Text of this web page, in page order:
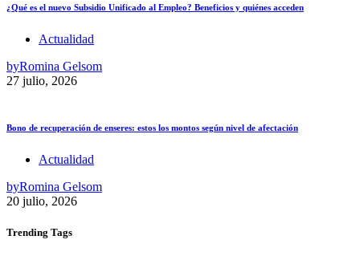
¿Qué es el nuevo Subsidio Unificado al Empleo? Beneficios y quiénes acceden
Actualidad
byRomina Gelsom
27 julio, 2026
Bono de recuperación de enseres: estos los montos según nivel de afectación
Actualidad
byRomina Gelsom
20 julio, 2026
Trending Tags